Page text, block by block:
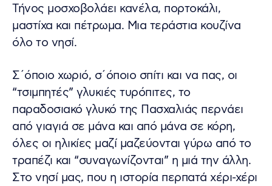
Τήνος μοσχοβολάει κανέλα, πορτοκάλι,
μαστίχα και πέτρωμα. Μια τεράστια κουζίνα
όλο το νησί.
Σ΄όποιο χωριό, σ΄όποιο σπίτι και να πας, οι
“τσιμπητές” γλυκιές τυρόπιτες, το
παραδοσιακό γλυκό της Πασχαλιάς περνάει
από γιαγιά σε μάνα και από μάνα σε κόρη,
όλες οι ηλικίες μαζί μαζεύονται γύρω από το
τραπέζι και “συναγωνίζονται” η μιά την άλλη.
Στο νησί μας, που η ιστορία περπατά χέρι-χέρι